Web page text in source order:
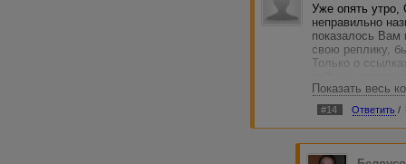
Уже опять утро,
неправильно
показалось Вам
свою реплику,
Только о
может,
названии темы
негативном
эмоциями.
Только не надо
Показать весь
#14 Ответить /